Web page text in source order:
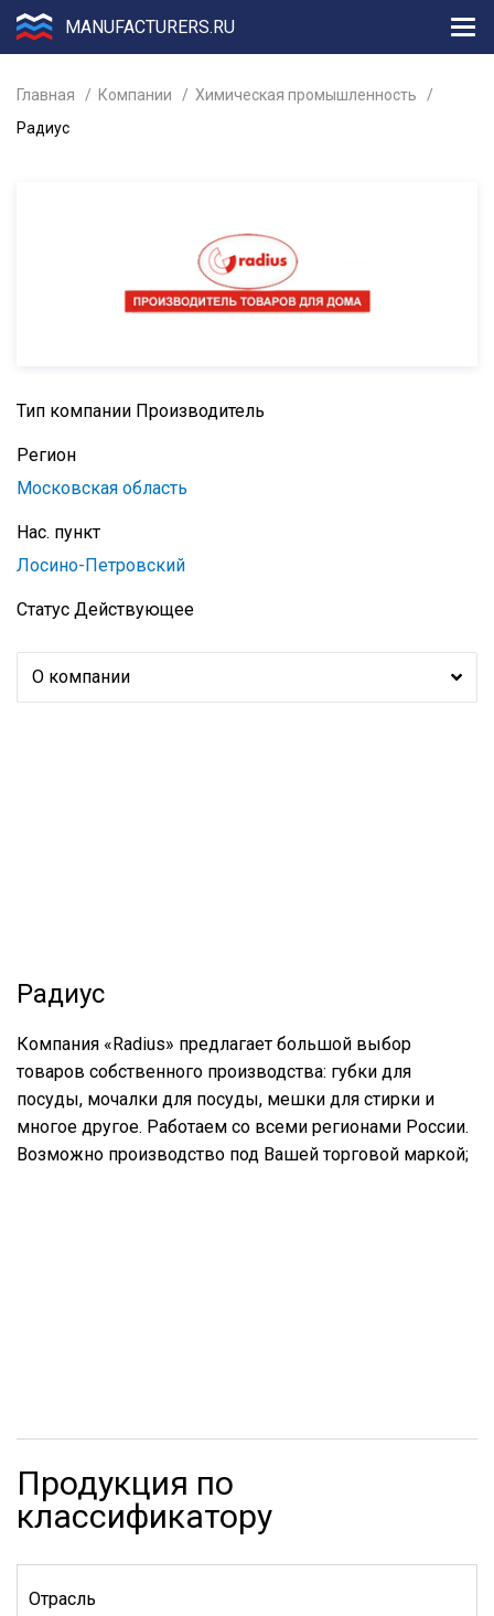
MANUFACTURERS.RU
Главная Компании
Химическая промышленность
Радиус
Тип компании Производитель
Регион
Московская область
Нас. пункт
Лосино-Петровский
Статус Действующее
О компании
Радиус
Компания «Radius» предлагает большой выбор
товаров собственного производства: губки для
посуды, мочалки для посуды, мешки для стирки и
многое другое. Работаем со всеми регионами России.
Возможно производство под Вашей торговой маркой;
Продукция по
классификатору
Отрасль